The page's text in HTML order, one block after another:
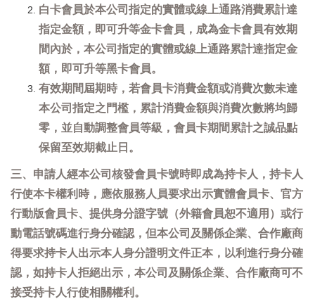
白卡會員於本公司指定的實體或線上通路消費累計達
指定金額，即可升等金卡會員，成為金卡會員有效期
間內於，本公司指定的實體或線上通路累計達指定金
額，即可升等黑卡會員。
有效期間屆期時，若會員卡消費金額或消費次數未達
本公司指定之門檻，累計消費金額與消費次數將均歸
零，並自動調整會員等級，會員卡期間累計之誠品點
保留至效期截止日。
三、申請人經本公司核發會員卡號時即成為持卡人，持卡人
行使本卡權利時，應依服務人員要求出示實體會員卡、官方
行動版會員卡、提供身分證字號（外籍會員恕不適用）或行
動電話號碼進行身分確認，但本公司及關係企業、合作廠商
得要求持卡人出示本人身分證明文件正本，以利進行身分確
認，如持卡人拒絕出示，本公司及關係企業、合作廠商可不
接受持卡人行使相關權利。